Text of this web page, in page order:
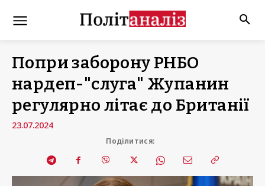
Попри заборону РНБО
нардеп-"слуга" Жупанин
регулярно літає до Британії
23.07.2024
Поділитися: